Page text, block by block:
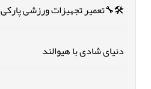
🛠🔧تعمیر تجهیزات ورزشی پارکی
دنیای شادی با هیوالند